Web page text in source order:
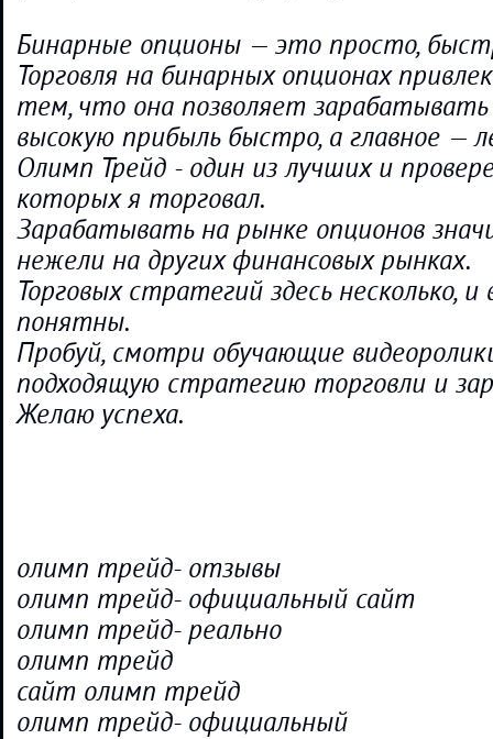
Бинарные опционы — это просто,
Торговля на бинарных опционах
тем, что она позволяет зарабатывать
высокую прибыль быстро, а главное —
Олимп Трейд - один из лучших и
которых я торговал.
Зарабатывать на рынке опционов
нежели на других финансовых рынках.
Торговых стратегий здесь несколько,
понятны.
Пробуй, смотри обучающие
подходящую стратегию торговли и
Желаю успеха.
олимп трейд- отзывы
олимп трейд- официальный сайт
олимп трейд- реально
олимп трейд
сайт олимп трейд
олимп трейд- официальный